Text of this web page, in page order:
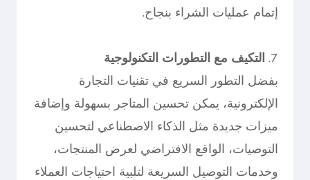
إتمام عمليات الشراء بنجاح.
7. التكيف مع التطورات التكنولوجية
بفضل التطور السريع في تقنيات التجارة
الإلكترونية، يمكن تحسين المتاجر بسهولة وإضافة
ميزات جديدة مثل الذكاء الاصطناعي لتحسين
التوصيات، الواقع الافتراضي لعرض المنتجات،
وخدمات التوصيل السريعة لتلبية احتياجات العملاء